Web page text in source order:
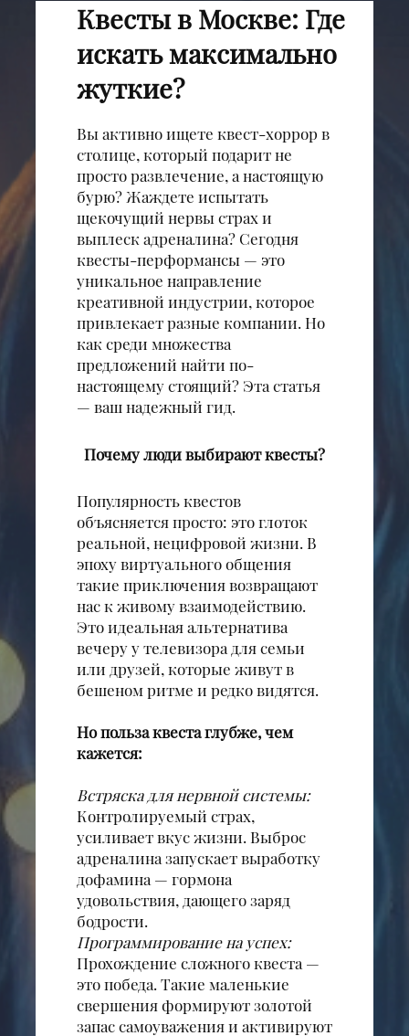
Квесты в Москве: Где
искать максимально
жуткие?
Вы активно ищете квест-хоррор в
столице, который подарит не
просто развлечение, а настоящую
бурю? Жаждете испытать
щекочущий нервы страх и
выплеск адреналина? Сегодня
квесты-перформансы — это
уникальное направление
креативной индустрии, которое
привлекает разные компании. Но
как среди множества
предложений найти по-
настоящему стоящий? Эта статья
— ваш надежный гид.
Почему люди выбирают квесты?
Популярность квестов
объясняется просто: это глоток
реальной, нецифровой жизни. В
эпоху виртуального общения
такие приключения возвращают
нас к живому взаимодействию.
Это идеальная альтернатива
вечеру у телевизора для семьи
или друзей, которые живут в
бешеном ритме и редко видятся.
Но польза квеста глубже, чем
кажется:
Встряска для нервной системы:
Контролируемый страх,
усиливает вкус жизни. Выброс
адреналина запускает выработку
дофамина — гормона
удовольствия, дающего заряд
бодрости.
Программирование на успех:
Прохождение сложного квеста —
это победа. Такие маленькие
свершения формируют золотой
запас самоуважения и активируют